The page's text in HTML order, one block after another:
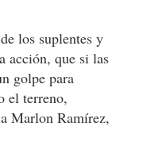
los suplentes y
acción, que si las
golpe para
el terreno,
Marlon Ramírez,